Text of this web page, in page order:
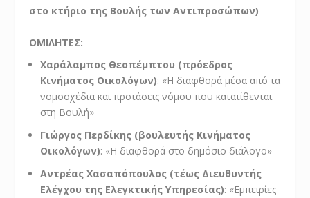
στο κτήριο της Βουλής των Αντιπροσώπων)
ΟΜΙΛΗΤΕΣ:
Χαράλαμπος Θεοπέμπτου (πρόεδρος
Κινήματος Οικολόγων): «Η διαφθορά μέσα από τα
νομοσχέδια και προτάσεις νόμου που κατατίθενται
στη Βουλή»
Γιώργος Περδίκης (βουλευτής Κινήματος
Οικολόγων): «Η διαφθορά στο δημόσιο διάλογο»
Αντρέας Χασαπόπουλος (τέως Διευθυντής
Ελέγχου της Ελεγκτικής Υπηρεσίας): «Εμπειρίες